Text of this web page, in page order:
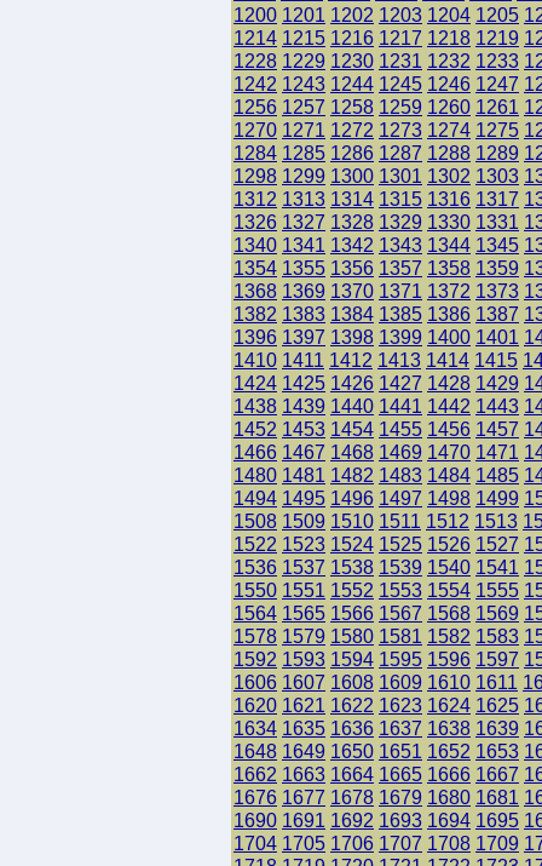
1200 1201 1202 1203 1204 1205
1214 1215 1216 1217 1218 1219
1228 1229 1230 1231 1232 1233
1242 1243 1244 1245 1246 1247
1256 1257 1258 1259 1260 1261
1270 1271 1272 1273 1274 1275
1284 1285 1286 1287 1288 1289
1298 1299 1300 1301 1302 1303
1312 1313 1314 1315 1316 1317
1326 1327 1328 1329 1330 1331
1340 1341 1342 1343 1344 1345
1354 1355 1356 1357 1358 1359
1368 1369 1370 1371 1372 1373
1382 1383 1384 1385 1386 1387
1396 1397 1398 1399 1400 1401
1410 1411 1412 1413 1414 1415
1424 1425 1426 1427 1428 1429
1438 1439 1440 1441 1442 1443
1452 1453 1454 1455 1456 1457
1466 1467 1468 1469 1470 1471
1480 1481 1482 1483 1484 1485
1494 1495 1496 1497 1498 1499
1508 1509 1510 1511 1512 1513
1522 1523 1524 1525 1526 1527
1536 1537 1538 1539 1540 1541
1550 1551 1552 1553 1554 1555
1564 1565 1566 1567 1568 1569
1578 1579 1580 1581 1582 1583
1592 1593 1594 1595 1596 1597
1606 1607 1608 1609 1610 1611
1620 1621 1622 1623 1624 1625
1634 1635 1636 1637 1638 1639
1648 1649 1650 1651 1652 1653
1662 1663 1664 1665 1666 1667
1676 1677 1678 1679 1680 1681
1690 1691 1692 1693 1694 1695
1704 1705 1706 1707 1708 1709